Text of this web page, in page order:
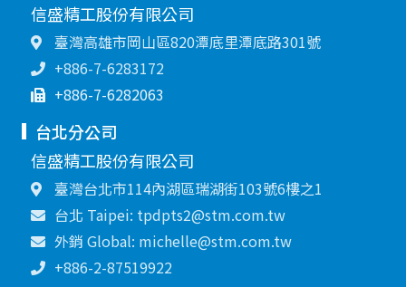
信盛精工股份有限公司
臺灣高雄市岡山區820潭底里潭底路301號
+886-7-6283172
+886-7-6282063
台北分公司
信盛精工股份有限公司
臺灣台北市114內湖區瑞湖街103號6樓之1
台北 Taipei: tpdpts2@stm.com.tw
外銷 Global: michelle@stm.com.tw
+886-2-87519922